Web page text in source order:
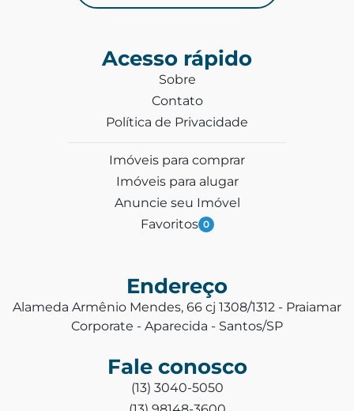
Acesso rápido
Sobre
Contato
Política de Privacidade
Imóveis para comprar
Imóveis para alugar
Anuncie seu Imóvel
Favoritos 0
Endereço
Alameda Armênio Mendes, 66 cj 1308/1312 - Praiamar
Corporate - Aparecida - Santos/SP
Fale conosco
(13) 3040-5050